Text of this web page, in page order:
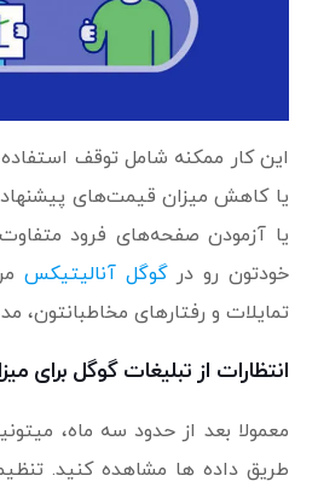
این کار ممکنه شامل توقف
یا کاهش میزان قیمت‌های
یا آزمودن صفحه‌های فرود
خودتون رو درگوگل‌ آنالیتیکس
تمایلات و رفتارهای مخاطبانتون،
انتظارات از تبلیغات گوگل برای
معمولا بعد از حدود سه ماه،
طریق داده ها مشاهده کنید.